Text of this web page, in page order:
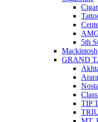
5th
Mackintosh
GRAND
TIP